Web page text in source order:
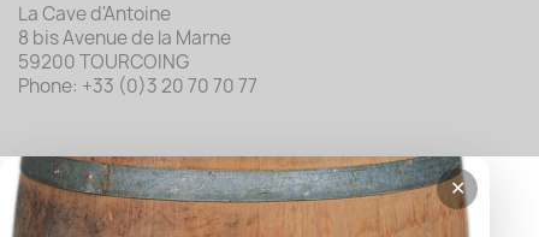
La Cave d'Antoine
8 bis Avenue de la Marne
59200 TOURCOING
Phone: +33 (0)3 20 70 70 77
✕